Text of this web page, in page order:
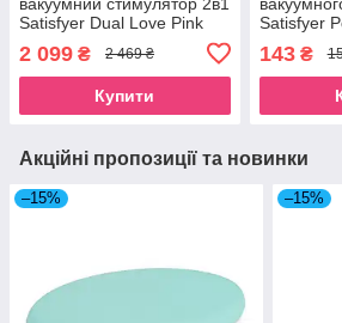
Satisfyer Dual Love Pink
2 099 ₴ 2 469 ₴
Купити
Satisfyer
143₴
Акційні пропозиції та новинки
–15% –15%